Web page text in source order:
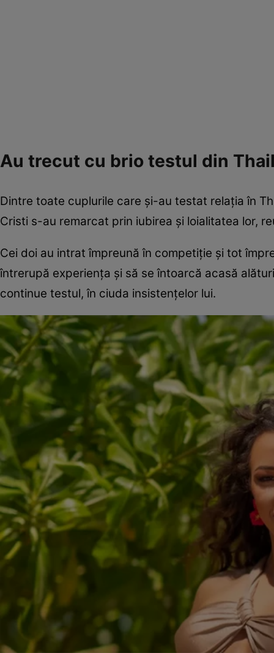
Au trecut cu brio testul din
Dintre toate cuplurile care și-au testat relația în
Cristi s-au remarcat prin iubirea și loialitatea lor,
Cei doi au intrat împreună în competiție și tot
întrerupă experiența și să se întoarcă acasă
continue testul, în ciuda insistențelor lui.